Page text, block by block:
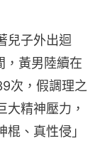
兒子外出迴
，黃男陸續在
次，假調理之
精神壓力，
、真性侵」